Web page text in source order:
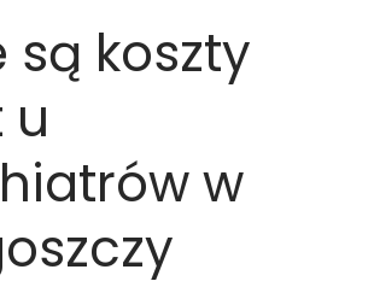
są koszty
u
w